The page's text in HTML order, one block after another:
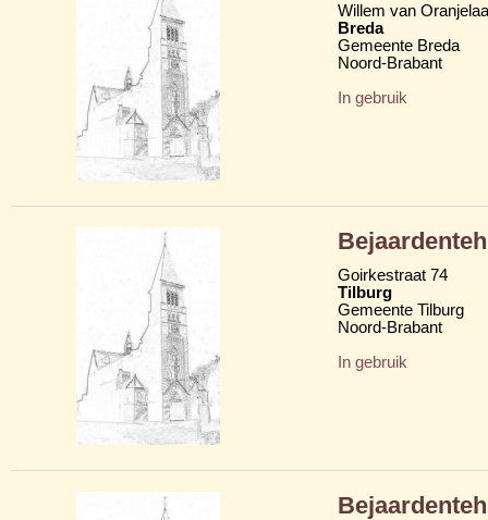
Willem van
Breda
Gemeente Breda
Noord-Brabant
In gebruik
Goirkestraat 74
Tilburg
Gemeente Tilburg
Noord-Brabant
In gebruik